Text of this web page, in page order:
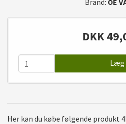
Brand: OE
DKK
Læg
Her kan du købe følgende produkt